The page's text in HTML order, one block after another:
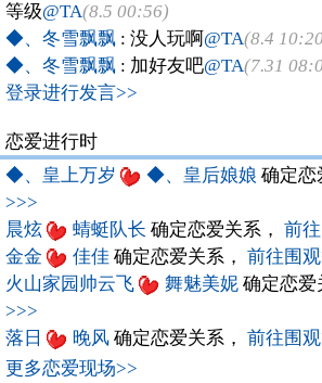
等级@TA(8.5 00:56)
◆、冬雪飘飘 : 没人玩啊@TA(8.4
◆、冬雪飘飘 : 加好友吧@TA(7.31
登录进行发言>>
恋爱进行时
◆、皇上万岁
◆、皇后娘娘 确定恋
>>>
晨炫
蜻蜓队长 确定恋爱关系， 前
金金
佳佳 确定恋爱关系， 前往围
火山家园帅云飞
舞魅美妮 确定恋爱
>>>
落日
晚风 确定恋爱关系， 前往围
更多恋爱现场>>